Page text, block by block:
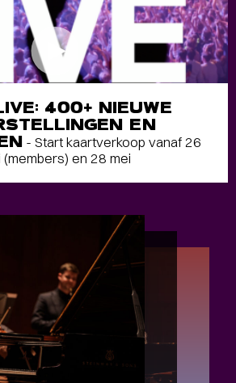
400+ NIEUWE
EN
- Start kaartverkoop vanaf 26
(members) en 28 mei